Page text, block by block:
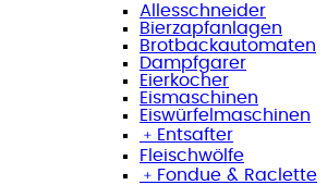
Allesschneider
Bierzapfanlagen
Brotbackautomaten
Dampfgarer
Eierkocher
Eismaschinen
Eiswürfelmaschinen
﹢ Entsafter
Fleischwölfe
﹢ Fondue & Raclette